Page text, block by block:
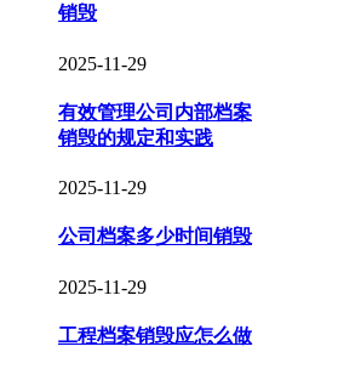
销毁
2025-11-29
有效管理公司内部档案
销毁的规定和实践
2025-11-29
公司档案多少时间销毁
2025-11-29
工程档案销毁应怎么做